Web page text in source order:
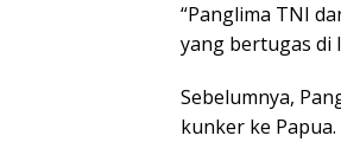
“Panglima TNI
yang bertugas di
Sebelumnya,
kunker ke